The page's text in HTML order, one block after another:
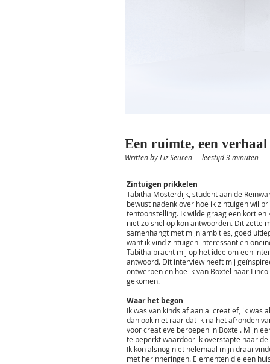
Een ruimte, een
Written by Liz Seuren - leestijd 3 minuten
Zintuigen prikkelen
Tabitha Mosterdijk, student aan de
bewust nadenk over hoe ik zintuigen wil
tentoonstelling. Ik wilde graag een kort
niet zo snel op kon antwoorden. Dit zette
samenhangt met mijn ambities, goed
want ik vind zintuigen interessant en
Tabitha bracht mij op het idee om een
antwoord. Dit interview heeft mij
ontwerpen en hoe ik van Boxtel naar
gekomen.
Waar het begon
Ik was van kinds af aan al creatief, ik was
dan ook niet raar dat ik na het afronden
voor creatieve beroepen in Boxtel. Mijn
te beperkt waardoor ik overstapte naar
Ik kon alsnog niet helemaal mijn draai
met herinneringen. Elementen die een